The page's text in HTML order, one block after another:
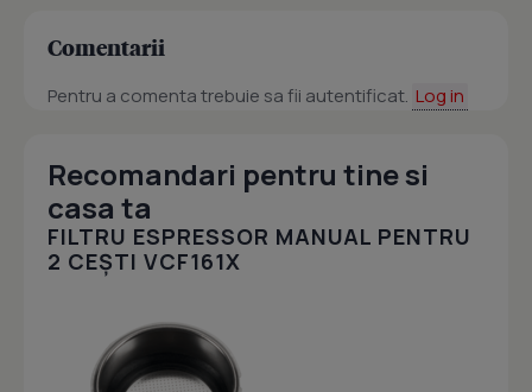
Comentarii
Pentru a comenta trebuie sa fii autentificat. Log in
Recomandari pentru tine si
casa ta
FILTRU ESPRESSOR MANUAL PENTRU
2 CEȘTI VCF161X